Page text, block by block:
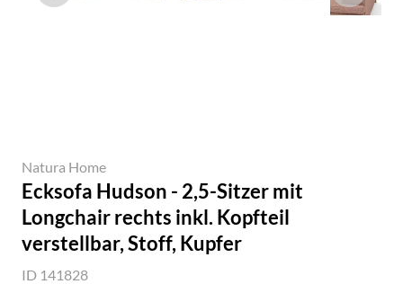
Natura Home
Ecksofa Hudson - 2,5-Sitzer mit
Longchair rechts inkl. Kopfteil
verstellbar, Stoff, Kupfer
ID 141828